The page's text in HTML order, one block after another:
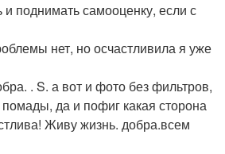
и поднимать самооценку, если с
нет, но осчастливила я уже
. S. а вот и фото без фильтров,
да и пофиг какая сторона
Живу жизнь. добра.всем